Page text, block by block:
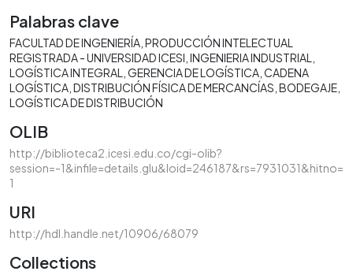
Palabras clave
FACULTAD DE INGENIERÍA PRODUCCIÓN INTELECTUAL
REGISTRADA - UNIVERSIDAD ICESI INGENIERIA INDUSTRIAL
LOGÍSTICA INTEGRAL
GERENCIA DE LOGÍSTICA CADENA
LOGÍSTICA DISTRIBUCIÓN FÍSICA DE MERCANCÍAS BODEGAJE
LOGÍSTICA DE DISTRIBUCIÓN
OLIB
http://biblioteca2.icesi.edu.co/cgi-olib?
session=-1&infile=details.glu&loid=246187&rs=7931031&hitno=
1
URI
http://hdl.handle.net/10906/68079
Collections